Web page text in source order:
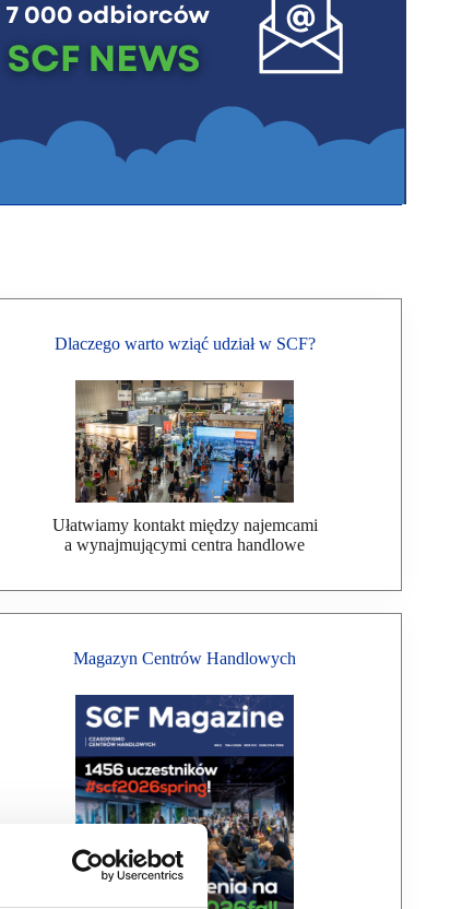
Dlaczego warto wziąć udział w SCF?
Ułatwiamy kontakt między najemcami
a wynajmującymi centra handlowe
Magazyn Centrów Handlowych